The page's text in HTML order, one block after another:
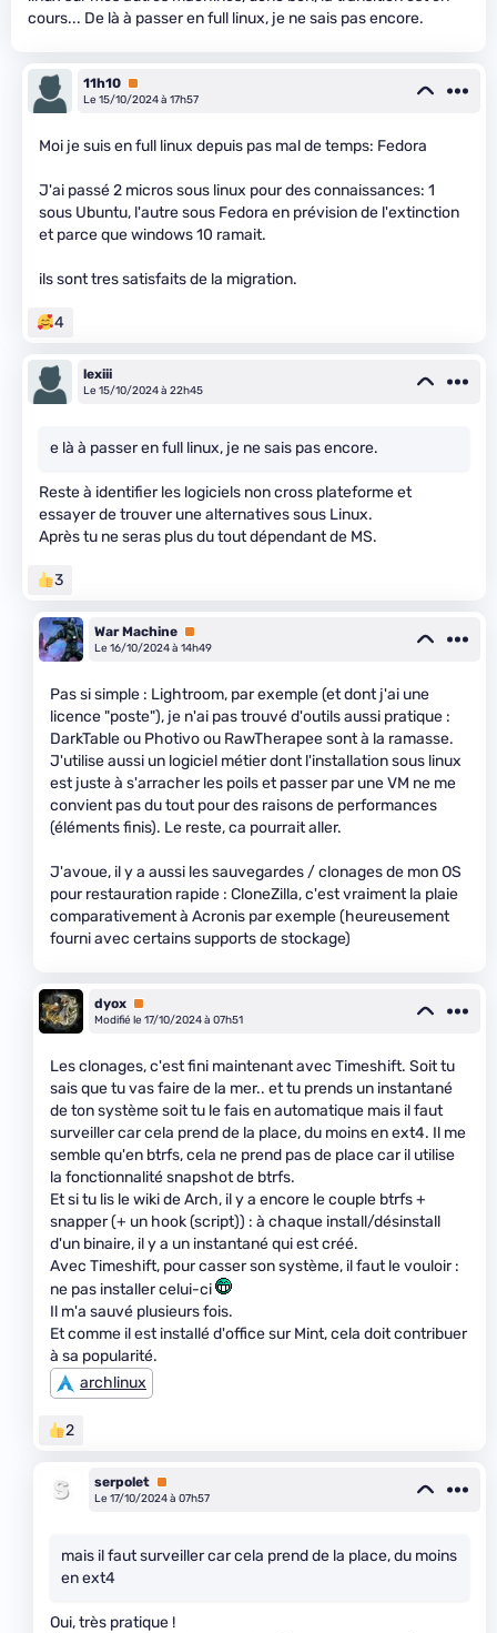
cours... De là à passer en full linux, je ne sais pas encore.
11h10 Premium
Le 15/10/2024 à 17h57
Moi je suis en full linux depuis pas mal de temps: Fedora
J'ai passé 2 micros sous linux pour des connaissances: 1
sous Ubuntu, l'autre sous Fedora en prévision de l'extinction
et parce que windows 10 ramait.
ils sont tres satisfaits de la migration.
4
lexiii
Le 15/10/2024 à 22h45
e là à passer en full linux, je ne sais pas encore.
Reste à identifier les logiciels non cross plateforme et
essayer de trouver une alternatives sous Linux.
Après tu ne seras plus du tout dépendant de MS.
3
War Machine Premium
Le 16/10/2024 à 14h49
Pas si simple : Lightroom, par exemple (et dont j'ai une
licence "poste"), je n'ai pas trouvé d'outils aussi pratique :
DarkTable ou Photivo ou RawTherapee sont à la ramasse.
J'utilise aussi un logiciel métier dont l'installation sous linux
est juste à s'arracher les poils et passer par une VM ne me
convient pas du tout pour des raisons de performances
(éléments finis). Le reste, ca pourrait aller.
J'avoue, il y a aussi les sauvegardes / clonages de mon OS
pour restauration rapide : CloneZilla, c'est vraiment la plaie
comparativement à Acronis par exemple (heureusement
fourni avec certains supports de stockage)
dyox Premium
Modifié le 17/10/2024 à 07h51
Les clonages, c'est fini maintenant avec Timeshift. Soit tu
sais que tu vas faire de la mer.. et tu prends un instantané
de ton système soit tu le fais en automatique mais il faut
surveiller car cela prend de la place, du moins en ext4. Il me
semble qu'en btrfs, cela ne prend pas de place car il utilise
la fonctionnalité snapshot de btrfs.
Et si tu lis le wiki de Arch, il y a encore le couple btrfs +
snapper (+ un hook (script)) : à chaque install/désinstall
d'un binaire, il y a un instantané qui est créé.
Avec Timeshift, pour casser son système, il faut le vouloir :
ne pas installer celui-ci
Il m'a sauvé plusieurs fois.
Et comme il est installé d'office sur Mint, cela doit contribuer
à sa popularité.
archlinux
2
serpolet Premium
Le 17/10/2024 à 07h57
mais il faut surveiller car cela prend de la place, du moins
en ext4
Oui, très pratique !